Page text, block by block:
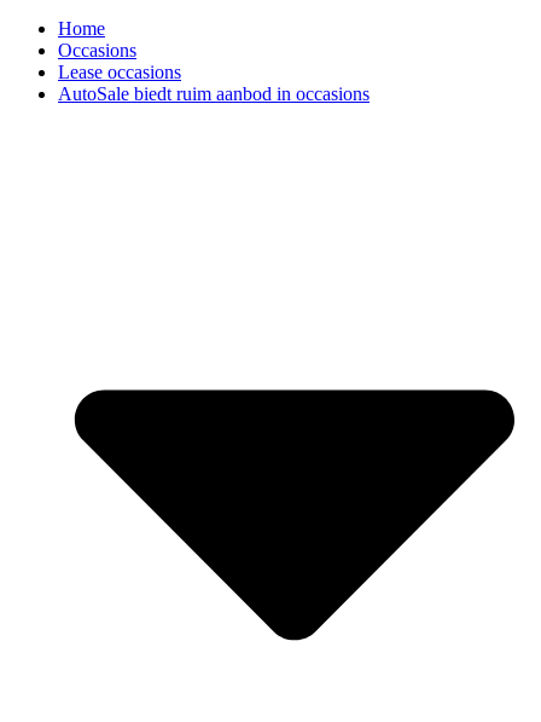
Home
Occasions
Lease occasions
AutoSale biedt ruim aanbod in occasions